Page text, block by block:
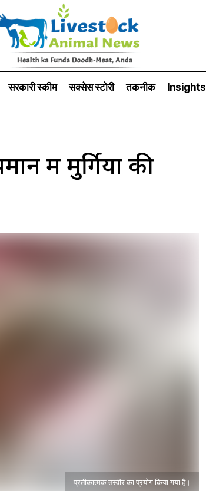
सरकारी स्की‍म सक्सेस स्टो‍री तकनीक Insights
में मुर्गियों की
प्रतीकात्मक तस्वीर का प्रयोग किया गया है।